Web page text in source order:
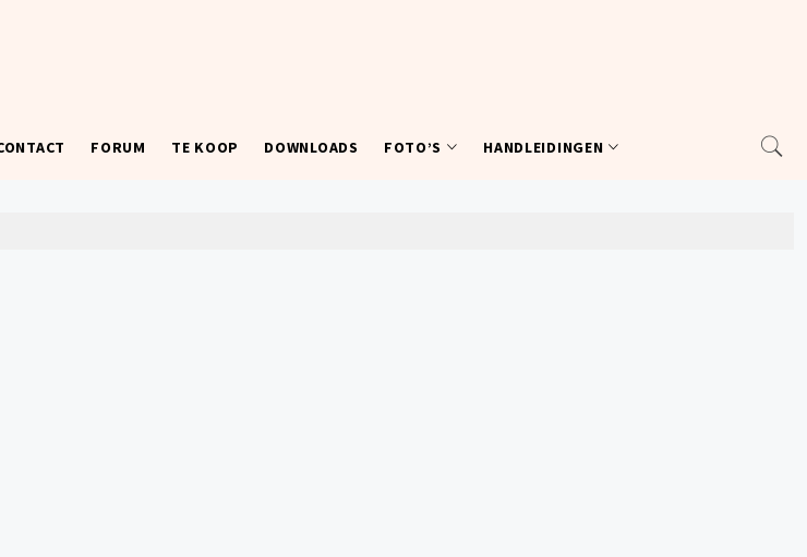
FORUM TE KOOP DOWNLOADS FOTO’S HANDLEIDINGEN